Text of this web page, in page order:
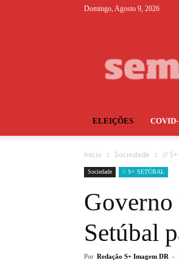
Domingo, Agosto 9, 2026
ELEIÇÕES
Início Sociedade //
Sociedade // S+ SETÚBAL
Governo
Setúbal
Por Redação S+ Imagem DR -